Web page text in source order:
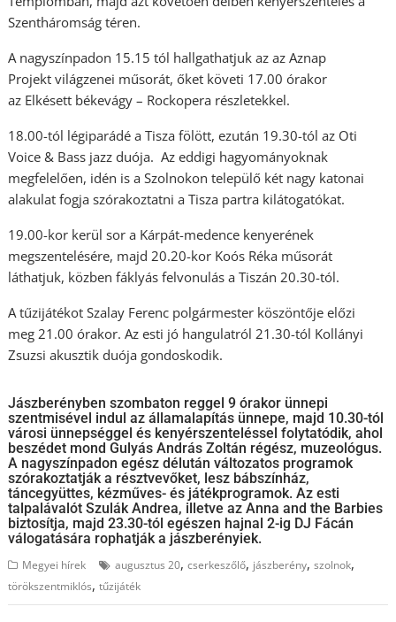
Szentháromság téren.
A nagyszínpadon 15.15 tól hallgathatjuk az az Aznap
Projekt világzenei műsorát, őket követi 17.00 órakor
az Elkésett békevágy – Rockopera részletekkel.
18.00-tól légiparádé a Tisza fölött, ezután 19.30-tól az Oti
Voice & Bass jazz duója. Az eddigi hagyományoknak
megfelelően, idén is a Szolnokon települő két nagy katonai
alakulat fogja szórakoztatni a Tisza partra kilátogatókat.
19.00-kor kerül sor a Kárpát-medence kenyerének
megszentelésére, majd 20.20-kor Koós Réka műsorát
láthatjuk, közben fáklyás felvonulás a Tiszán 20.30-tól.
A tűzijátékot Szalay Ferenc polgármester köszöntője előzi
meg 21.00 órakor. Az esti jó hangulatról 21.30-tól Kollányi
Zsuzsi akusztik duója gondoskodik.
Jászberényben szombaton reggel 9 órakor ünnepi
szentmisével indul az államalapítás ünnepe, majd 10.30-tól
városi ünnepséggel és kenyérszenteléssel folytatódik, ahol
beszédet mond Gulyás András Zoltán régész, muzeológus.
A nagyszínpadon egész délután változatos programok
szórakoztatják a résztvevőket, lesz bábszínház,
táncegyüttes, kézműves- és játékprogramok. Az esti
talpalávalót Szulák Andrea, illetve az Anna and the Barbies
biztosítja, majd 23.30-tól egészen hajnal 2-ig DJ Fácán
válogatására rophatják a jászberényiek.
Megyei hírek augusztus 20,cserkeszőlő, jászberény,szolnok,
törökszentmiklós,tűzijáték